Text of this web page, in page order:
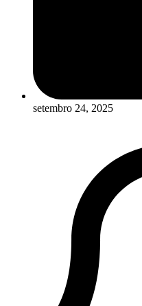
setembro 24, 2025